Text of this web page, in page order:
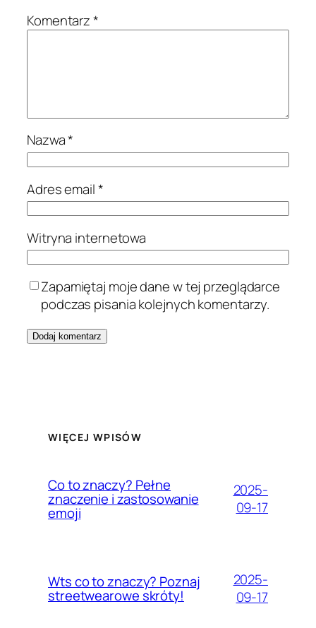
Komentarz*
Nazwa*
Adres email*
Witryna internetowa
Zapamiętaj moje dane w tej przeglądarce
podczas pisania kolejnych komentarzy.
WIĘCEJ WPISÓW
Co to znaczy? Pełne
znaczenie i zastosowanie
emoji
2025-
09-17
Wts co to znaczy? Poznaj
streetwearowe skróty!
2025-
09-17